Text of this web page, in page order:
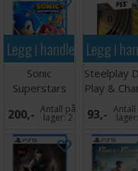
Legg i handlekurven
Sonic
Superstars
PS5
200,- Antall på
lager:2
Legg i
Steelplay
Play &
Cable PS5
93,- Antall